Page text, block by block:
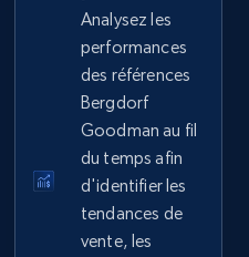
description,
Variations, and
Commencer
Analysez les
performances
des références
Bergdorf
Goodman au fil
du temps afin
d'identifier les
tendances de
vente, les